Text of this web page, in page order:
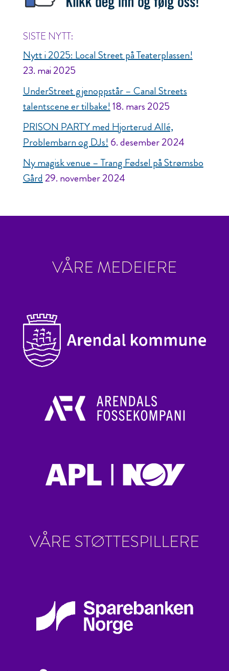
SISTE NYTT:
Nytt i 2025: Local Street på Teaterplassen!
23. mai 2025
UnderStreet gjenoppstår – Canal Streets
talentscene er tilbake!18. mars 2025
PRISON PARTY med Hjorterud Allé,
Problembarn og DJs! 6. desember 2024
Ny magisk venue – Trang Fødsel på Strømsbo
Gård29. november 2024
VÅRE MEDEIERE
VÅRE STØTTESPILLERE